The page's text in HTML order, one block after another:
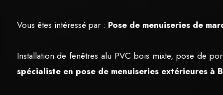
Vous êtes intéressé par : Pose de menuiseries de
Installation de fenêtres alu PVC bois mixte, pose de
spécialiste en pose de menuiseries extérieures à